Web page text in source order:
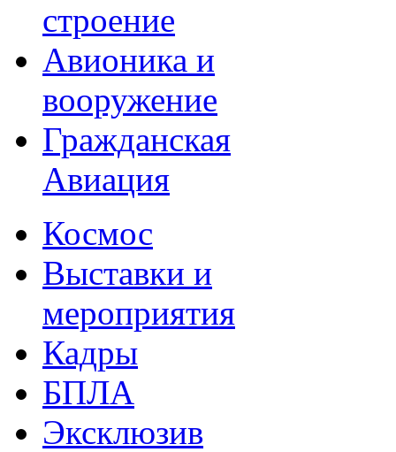
строение
Авионика и
вооружение
Гражданская
Авиация
Космос
Выставки и
мероприятия
Кадры
БПЛА
Эксклюзив